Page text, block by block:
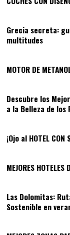
Grecia secreta:
multitudes
MOTOR DE
Descubre los
a la Belleza de los
¡Ojo al HOTEL CON
MEJORES
Las Dolomitas:
Sostenible en